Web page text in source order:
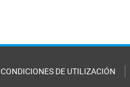
CONDICIONES DE UTILIZACIÓN